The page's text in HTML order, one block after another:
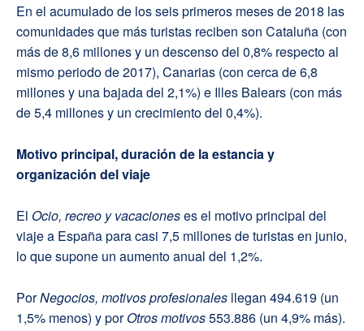
En el acumulado de los seis primeros meses de 2018 las
comunidades que más turistas reciben son Cataluña (con
más de 8,6 millones y un descenso del 0,8% respecto al
mismo periodo de 2017), Canarias (con cerca de 6,8
millones y una bajada del 2,1%) e Illes Balears (con más
de 5,4 millones y un crecimiento del 0,4%).
Motivo principal, duración de la estancia y
organización del viaje
El Ocio, recreo y vacacioneses el motivo principal del
viaje a España para casi 7,5 millones de turistas en junio,
lo que supone un aumento anual del 1,2%.
PorNegocios, motivos profesionales llegan 494.619 (un
1,5% menos) y porOtros motivos553.886 (un 4,9% más).